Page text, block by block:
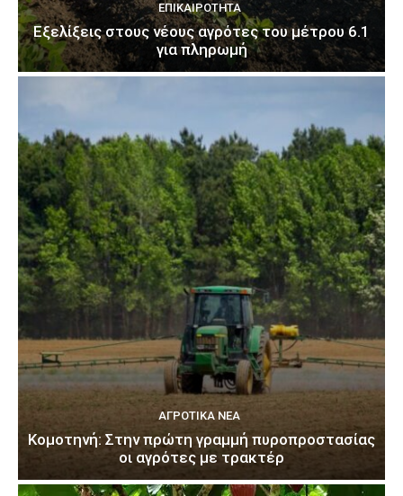
ΕΠΙΚΑΙΡΌΤΗΤΑ
Εξελίξεις στους νέους αγρότες του μέτρου 6.1
για πληρωμή
ΑΓΡΟΤΙΚΆ ΝΈΑ
Κομοτηνή: Στην πρώτη γραμμή πυροπροστασίας
οι αγρότες με τρακτέρ